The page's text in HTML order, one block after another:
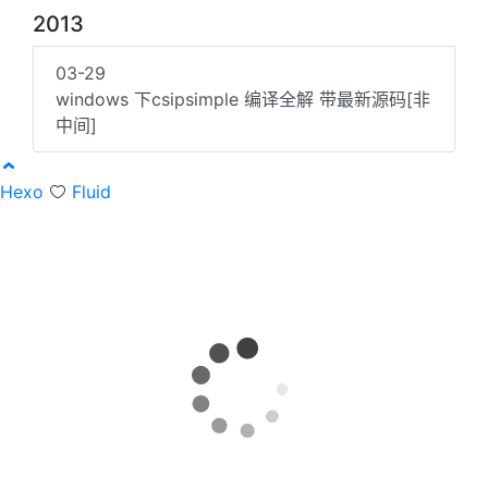
2013
03-29
windows 下csipsimple 编译全解 带最新源码[非
中间]
Hexo Fluid